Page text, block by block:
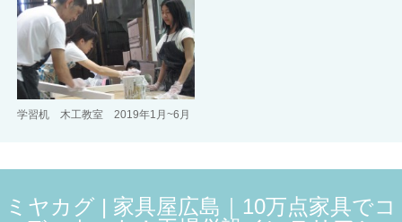
学習机 木工教室 2019年1月~6月
ミヤカグ | 家具屋広島｜10万点家具でコ